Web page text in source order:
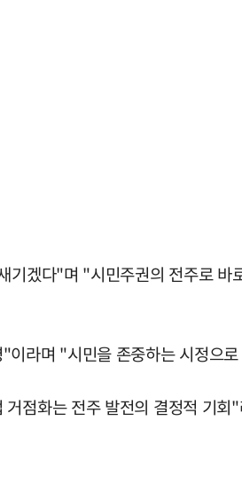
겠다"며 "시민주권의 전주로 바
라며 "시민을 존중하는 시정으
점화는 전주 발전의 결정적 기